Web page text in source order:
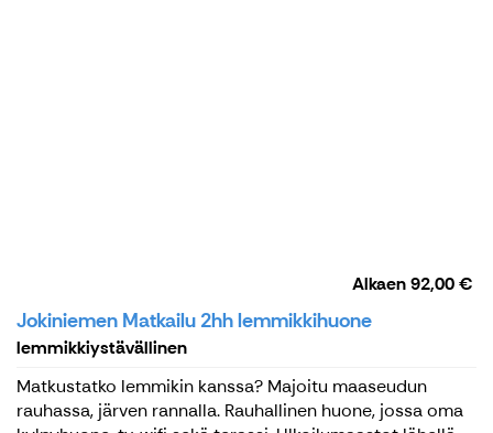
Alkaen92,00 €
Jokiniemen Matkailu 2hh lemmikkihuone
lemmikkiystävällinen
Matkustatko lemmikin kanssa? Majoitu maaseudun
rauhassa, järven rannalla. Rauhallinen huone, jossa oma